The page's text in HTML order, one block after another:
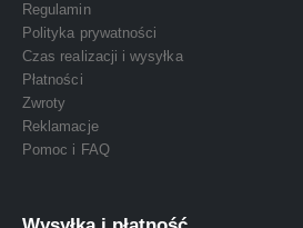
Regulamin
Polityka prywatności
Czas realizacji i wysyłka
Płatności
Zwroty
Reklamacje
Pomoc i FAQ